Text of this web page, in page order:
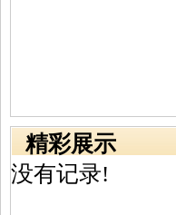
精彩展示
没有记录!